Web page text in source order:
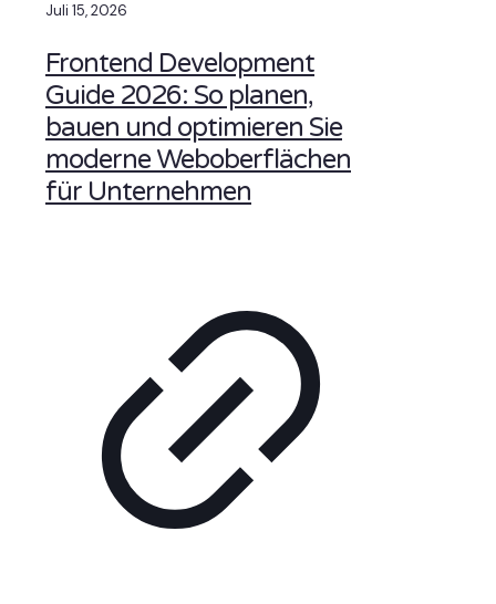
Juli 15, 2026
Frontend Development
Guide 2026: So planen,
bauen und optimieren Sie
moderne Weboberflächen
für Unternehmen